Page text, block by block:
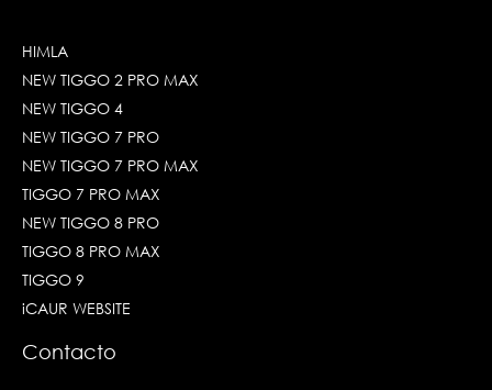
HIMLA
NEW TIGGO 2 PRO MAX
NEW TIGGO 4
NEW TIGGO 7 PRO
NEW TIGGO 7 PRO MAX
TIGGO 7 PRO MAX
NEW TIGGO 8 PRO
TIGGO 8 PRO MAX
TIGGO 9
iCAUR WEBSITE
Contacto